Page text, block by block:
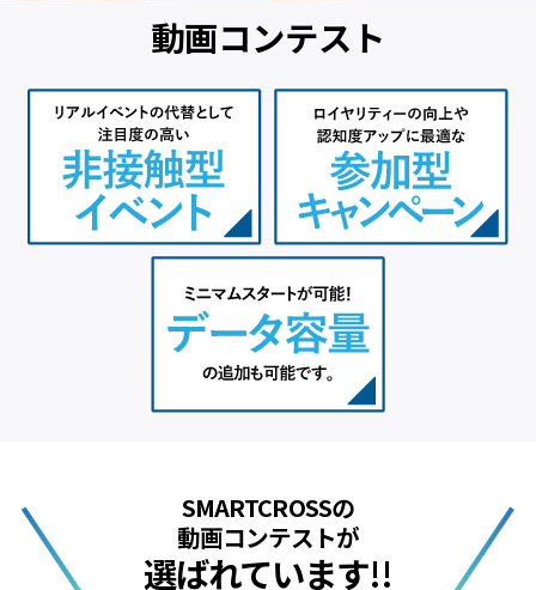
動画コンテスト
SMARTCROSSの
動画コンテストが
選ばれています!!